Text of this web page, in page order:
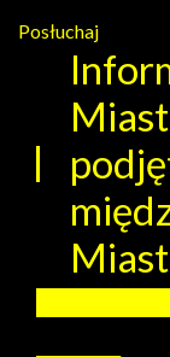
Posłuchaj